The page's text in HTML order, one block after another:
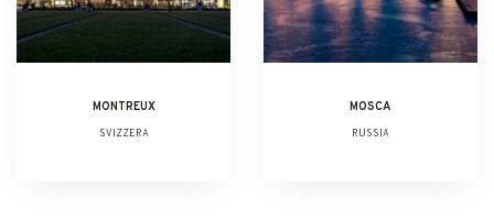
MONTREUX
SVIZZERA
MOSCA
RUSSIA